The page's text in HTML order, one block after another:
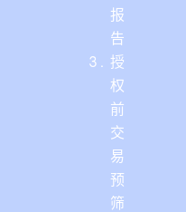
报
告
授
权
前
交
易
预
筛